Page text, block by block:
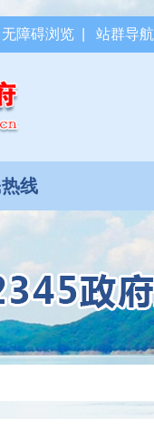
无障碍浏览 站群导航
线